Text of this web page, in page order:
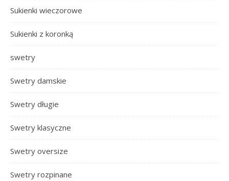
Sukienki wieczorowe
Sukienki z koronką
swetry
Swetry damskie
Swetry długie
Swetry klasyczne
Swetry oversize
Swetry rozpinane